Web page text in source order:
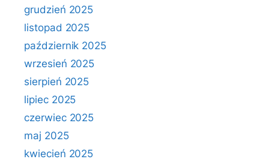
grudzień 2025
listopad 2025
październik 2025
wrzesień 2025
sierpień 2025
lipiec 2025
czerwiec 2025
maj 2025
kwiecień 2025